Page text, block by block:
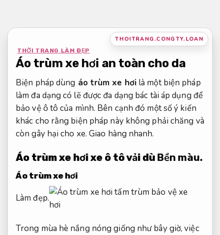
nội
THOITRANG.CONGTY.LOAN
THỜI TRANG LÀM ĐẸP
Áo trùm xe hơi an toàn cho da
Biện pháp dùng áo trùm xe hơilà một biện pháp
làm đa dạng có lẽ được đa dạng bác tài áp dụng để
bảo vệ ô tô của mình. Bên cạnh đó một số ý kiến
khác cho rằng biện pháp này không phải chăng và
còn gây hại cho xe. Giao hàng nhanh.
Áo trùm xe hơi xe ô tô vải dù Bền màu.
Áo trùm xe hơi
Làm đẹp.
Trong mùa hè nắng nóng giống như bây giờ, việc